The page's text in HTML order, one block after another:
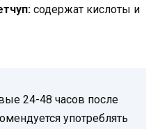
содержат кислоты и
24-48 часов после
употреблять